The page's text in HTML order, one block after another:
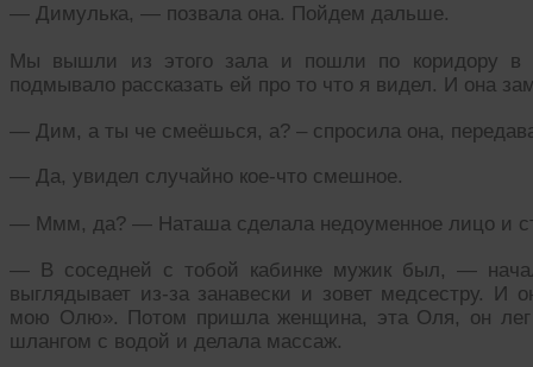
— Димулька, — позвала она. Пойдем дальше.
Мы вышли из этого зала и пошли по коридору в
подмывало рассказать ей про то что я видел. И она
— Дим, а ты че смеёшься, а? – спросила она,
— Да, увидел случайно кое-что смешное.
— Ммм, да? — Наташа сделала недоуменное лицо и
— В соседней с тобой кабинке мужик был, —
выглядывает из-за занавески и зовет медсестру.
мою Олю». Потом пришла женщина, эта Оля, он
шлангом с водой и делала массаж.